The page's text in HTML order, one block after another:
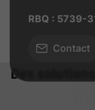
RBQ : 5739-
Contact
Des